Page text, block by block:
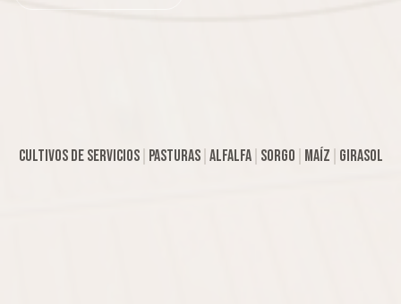
Cultivos de Servicios| Pasturas| Alfalfa| Sorgo Maíz Girasol
Cultivos de Servicios| Pasturas| Alfalfa| Sorgo Maíz Girasol